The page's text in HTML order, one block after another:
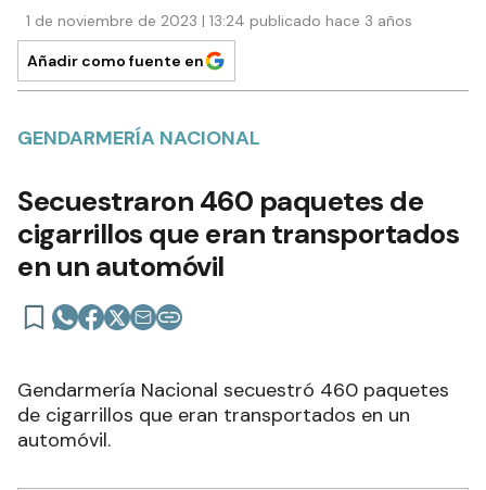
1 de noviembre de 2023 | 13:24 publicado hace 3 años
Añadir como fuente en
GENDARMERÍA NACIONAL
Secuestraron 460 paquetes de
cigarrillos que eran transportados
en un automóvil
Gendarmería Nacional secuestró 460 paquetes
de cigarrillos que eran transportados en un
automóvil.